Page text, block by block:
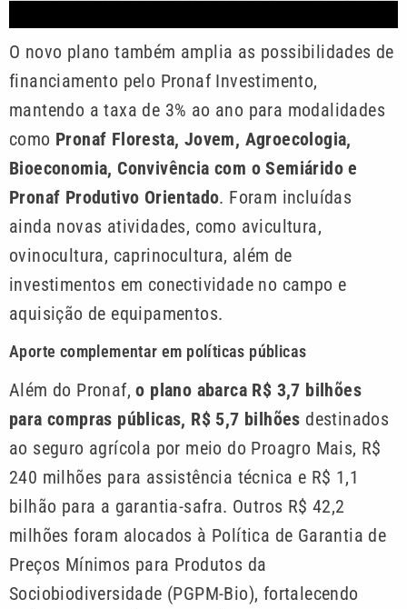
O novo plano também amplia as possibilidades de
financiamento pelo Pronaf Investimento,
mantendo a taxa de 3% ao ano para modalidades
como Pronaf Floresta, Jovem, Agroecologia,
Bioeconomia, Convivência com o Semiárido e
Pronaf Produtivo Orientado. Foram incluídas
ainda novas atividades, como avicultura,
ovinocultura, caprinocultura, além de
investimentos em conectividade no campo e
aquisição de equipamentos.
Aporte complementar em políticas públicas
Além do Pronaf, o plano abarca R$ 3,7 bilhões
para compras públicas, R$ 5,7 bilhões destinados
ao seguro agrícola por meio do Proagro Mais, R$
240 milhões para assistência técnica e R$ 1,1
bilhão para a garantia-safra. Outros R$ 42,2
milhões foram alocados à Política de Garantia de
Preços Mínimos para Produtos da
Sociobiodiversidade (PGPM-Bio), fortalecendo